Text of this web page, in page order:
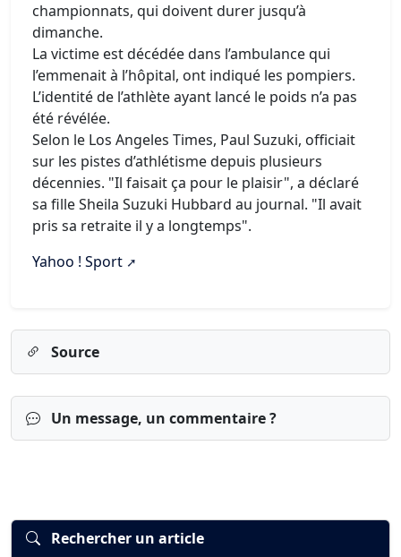
championnats, qui doivent durer jusqu’à
dimanche.
La victime est décédée dans l’ambulance qui
l’emmenait à l’hôpital, ont indiqué les pompiers.
L’identité de l’athlète ayant lancé le poids n’a pas
été révélée.
Selon le Los Angeles Times, Paul Suzuki, officiait
sur les pistes d’athlétisme depuis plusieurs
décennies. "Il faisait ça pour le plaisir", a déclaré
sa fille Sheila Suzuki Hubbard au journal. "Il avait
pris sa retraite il y a longtemps".
Yahoo ! Sport
Source
Un message, un commentaire ?
Rechercher un article